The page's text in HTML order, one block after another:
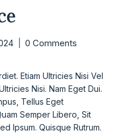
0 Comments
Etiam Ultricies Nisi Vel
Nisi. Nam Eget Dui.
Tellus Eget
Semper Libero, Sit
Ipsum. Quisque Rutrum.